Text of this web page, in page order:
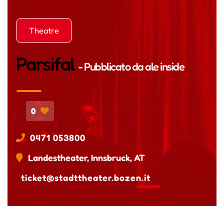
Theatre
Parsifal- Pubblicato daale inside
0
0471 053800
Landestheater, Innsbruck, AT
ticket@stadttheater.bozen.it